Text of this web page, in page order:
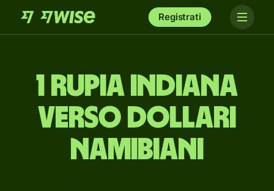
Registrati
1 rupia indiana
verso dollari
namibiani